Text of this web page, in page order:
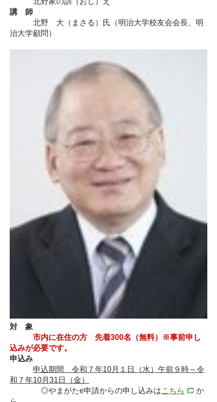
講 師
北野 大（まさる）氏（明治大学校友会会長、明
治大学顧問）
対 象
市内に在住の方 先着300名（無料）※事前申し
込みが必要です。
申込み
申込期間 令和７年10月１日（水）午前９時～令
和７年10月31日（金）
◎やまがたe申請からの申し込みはこちら
か